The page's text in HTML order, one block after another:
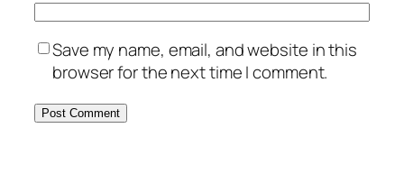
Save my name, email, and website in this
browser for the next time I comment.